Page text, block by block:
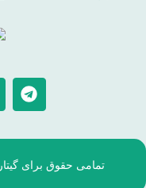
تمامی حقوق برای گیتار